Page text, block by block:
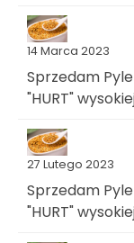
14 Marca 2023
Sprzedam
"HURT"
27 Lutego 2023
Sprzedam
"HURT"